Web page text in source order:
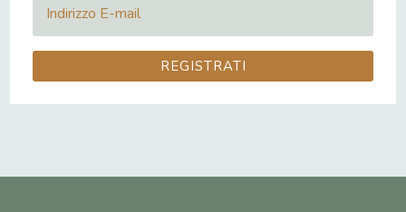
REGISTRATI